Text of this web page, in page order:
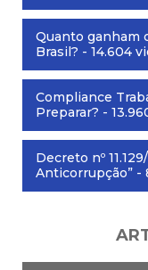
Quanto ganham
Brasil? - 14.604
Compliance
Preparar? -
Decreto nº
Anticorrupção” -